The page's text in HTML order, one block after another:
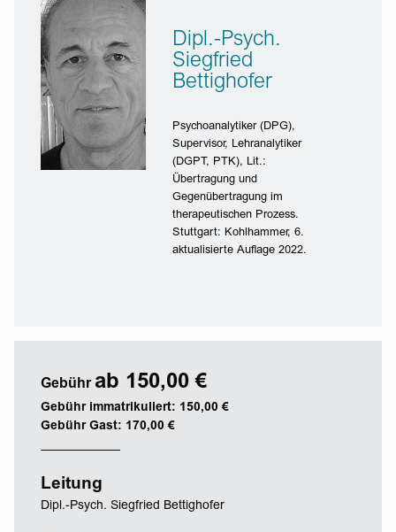
Dipl.-Psych.
Siegfried
Bettighofer
Psychoanalytiker (DPG),
Supervisor, Lehranalytiker
(DGPT, PTK), Lit.:
Übertragung und
Gegenübertragung im
therapeutischen Prozess.
Stuttgart: Kohlhammer, 6.
aktualisierte Auflage 2022.
Gebühr ab 150,00 €
Gebühr immatrikuliert: 150,00 €
Gebühr Gast: 170,00 €
Leitung
Dipl.-Psych. Siegfried Bettighofer